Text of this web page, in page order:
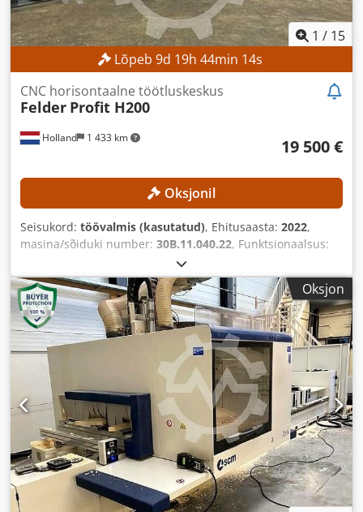
1 / 15
Lõpeb 9d 19h 44min 12s
Holland 1 433 km
CNC horisontaalne töötluskeskus
Felder Profit H200
19 500 €
Oksjonil
Seisukord: töövalmis (kasutatud), Ehitusaasta: 2022,
masina/sõiduki number: 30B.11.040.22, Funktsionaalsus:
Oksjon